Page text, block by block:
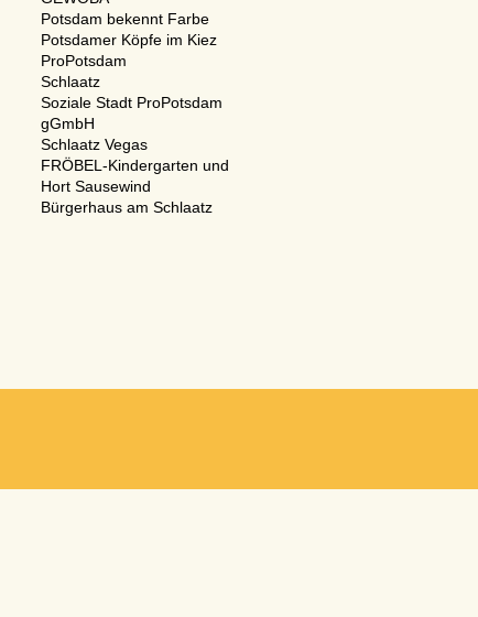
Potsdam bekennt Farbe
Potsdamer Köpfe im Kiez
ProPotsdam
Schlaatz
Soziale Stadt ProPotsdam
gGmbH
Schlaatz Vegas
FRÖBEL-Kindergarten und
Hort Sausewind
Bürgerhaus am Schlaatz